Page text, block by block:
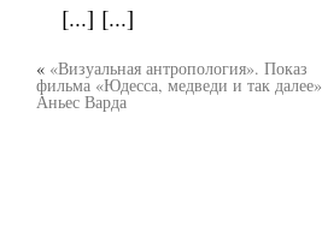
[...] [...]
« «Визуальная антропология». Показ
фильма «Юдесса, медведи и так далее»
Аньес Варда